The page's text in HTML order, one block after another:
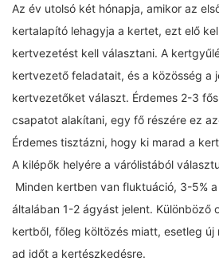
Az év utolsó két hónapja, amikor az
kertalapító lehagyja a kertet, ezt elő
kertvezetést kell választani. A
kertvezető feladatait, és a közösség a
kertvezetőket választ. Érdemes 2-3
csapatot alakítani, egy fő részére ez
Érdemes tisztázni, hogy ki marad a
A kilépők helyére a várólistából
Minden kertben van fluktuáció, 3-5%
általában 1-2 ágyást jelent. Különböző
kertből, főleg költözés miatt, esetleg új
ad időt a kertészkedésre.